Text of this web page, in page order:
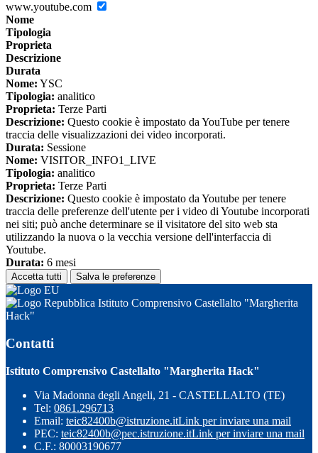
www.youtube.com
Nome
Tipologia
Proprieta
Descrizione
Durata
Nome: YSC
Tipologia: analitico
Proprieta: Terze Parti
Descrizione: Questo cookie è impostato da YouTube per tenere
traccia delle visualizzazioni dei video incorporati.
Durata: Sessione
Nome: VISITOR_INFO1_LIVE
Tipologia: analitico
Proprieta: Terze Parti
Descrizione: Questo cookie è impostato da Youtube per tenere
traccia delle preferenze dell'utente per i video di Youtube incorporati
nei siti; può anche determinare se il visitatore del sito web sta
utilizzando la nuova o la vecchia versione dell'interfaccia di
Youtube.
Durata: 6 mesi
Accetta tutti Salva le preferenze
Istituto Comprensivo Castellalto "Margherita
Hack"
Contatti
Istituto Comprensivo Castellalto "Margherita Hack"
Via Madonna degli Angeli, 21 - CASTELLALTO (TE)
Tel: 0861.296713
Email: teic82400b@istruzione.itLink per inviare una mail
PEC: teic82400b@pec.istruzione.itLink per inviare una mail
C.F.: 80003190677